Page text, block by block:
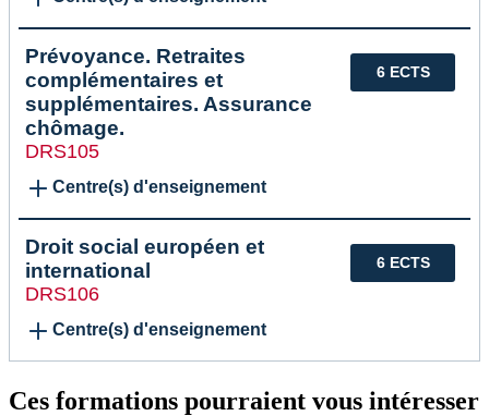
6 ECTS
Prévoyance. Retraites
complémentaires et
supplémentaires. Assurance
chômage.
DRS105
Centre(s) d'enseignement
6 ECTS
Droit social européen et
international
DRS106
Centre(s) d'enseignement
Ces formations pourraient vous intéresser